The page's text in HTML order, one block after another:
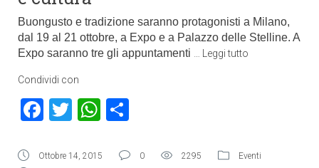
Buongusto e tradizione saranno protagonisti a Milano,
dal 19 al 21 ottobre, a Expo e a Palazzo delle Stelline. A
Expo saranno tre gli appuntamenti
Leggi tutto
Condividi con
Facebook
TwitterWhatsApp
Ottobre 14, 2015 0 2295
Eventi